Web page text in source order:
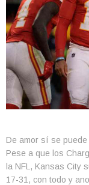
De amor sí se
Pese a que los
la NFL, Kansas City
17-31, con todo y